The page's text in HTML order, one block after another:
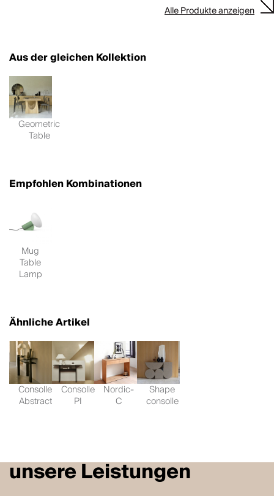
Alle Produkte anzeigen
Aus der gleichen Kollektion
Geometric
Table
Empfohlen Kombinationen
Mug
Table
Lamp
Ähnliche Artikel
Consolle
Abstract
Consolle
PI
Nordic-
C
Shape
consolle
unsere Leistungen